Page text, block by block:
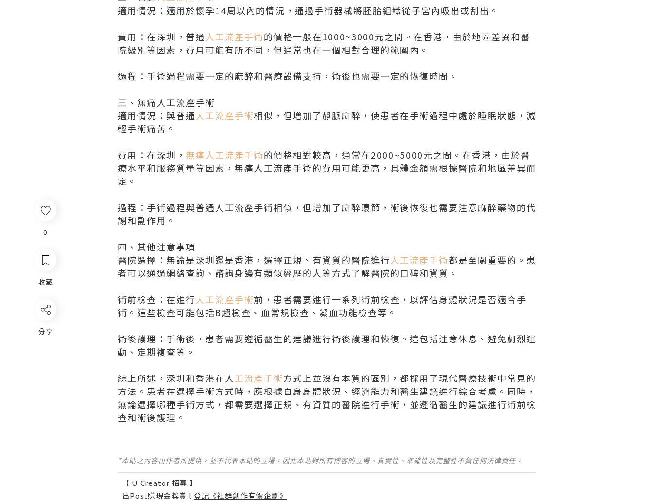
0
收藏
分享
適用情況：適用於懷孕14周以內的情況，通過手術器械將胚胎組織從子宮內吸出或刮出。
費用：在深圳，普通 人工流產手術的價格一般在1000~3000元之間。在香港，由於地區差異和醫
院級別等因素，費用可能有所不同，但通常也在一個相對合理的範圍內。
過程：手術過程需要一定的麻醉和醫療設備支持，術後也需要一定的恢復時間。
三、無痛人工流產手術
適用情況：與普通 人工流產手術相似，但增加了靜脈麻醉，使患者在手術過程中處於睡眠狀態，減
輕手術痛苦。
費用：在深圳， 無痛人工流產手術的價格相對較高，通常在2000~5000元之間。在香港，由於醫
療水平和服務質量等因素，無痛人工流產手術的費用可能更高，具體金額需根據醫院和地區差異而
定。
過程：手術過程與普通人工流產手術相似，但增加了麻醉環節，術後恢復也需要注意麻醉藥物的代
謝和副作用。
四、其他注意事項
醫院選擇：無論是深圳還是香港，選擇正規、有資質的醫院進行人工流產手術都是至關重要的。患
者可以通過網絡查詢、諮詢身邊有類似經歷的人等方式了解醫院的口碑和資質。
術前檢查：在進行人工流產手術前，患者需要進行一系列術前檢查，以評估身體狀況是否適合手
術。這些檢查可能包括B超檢查、血常規檢查、凝血功能檢查等。
術後護理：手術後，患者需要遵循醫生的建議進行術後護理和恢復。這包括注意休息、避免劇烈運
動、定期複查等。
綜上所述，深圳和香港在人 工流產手術方式上並沒有本質的區別，都採用了現代醫療技術中常見的
方法。患者在選擇手術方式時，應根據自身身體狀況、經濟能力和醫生建議進行綜合考慮。同時，
無論選擇哪種手術方式，都需要選擇正規、有資質的醫院進行手術，並遵循醫生的建議進行術前檢
查和術後護理。
*本站之內容由作者所提供，並不代表本站的立場。因此本站對所有博客的立場、真實性、準確性及完整性不負任何法律責任。
【 U Creator 招募 】
出Post賺現金獎賞 l 登記《社群創作有價企劃》